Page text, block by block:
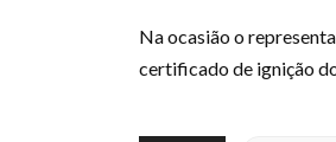
Na ocasião o
certificado de ignição